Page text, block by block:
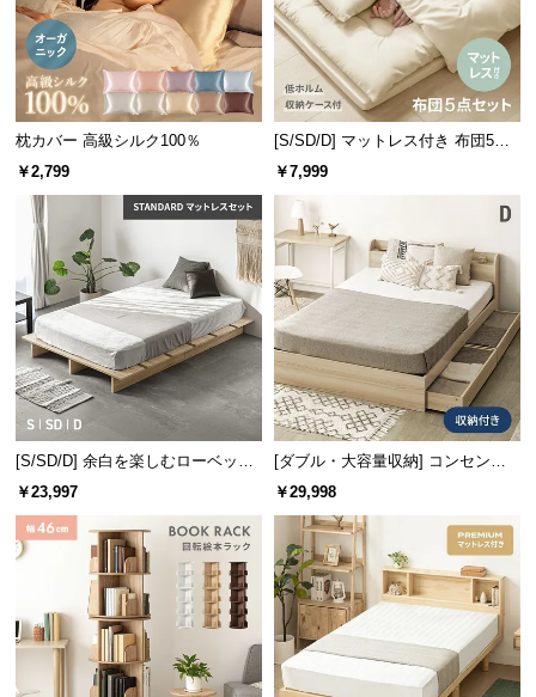
の
配
送
に
つ
て
開
梱
設
サ
ー
ビ
ス
に
つ
い
て
入
経
枕カバー 高級シルク100％
￥2,799
[S/SD/D] マットレス付き 布団5点
セット
￥7,999
[S/SD/D] 余白を楽しむローベッド
天然木調 ステージベッド マットレ
ス付き
￥23,997
[ダブル・大容量収納] コンセント
機能付きベッド 収納左右組み換え
￥29,998